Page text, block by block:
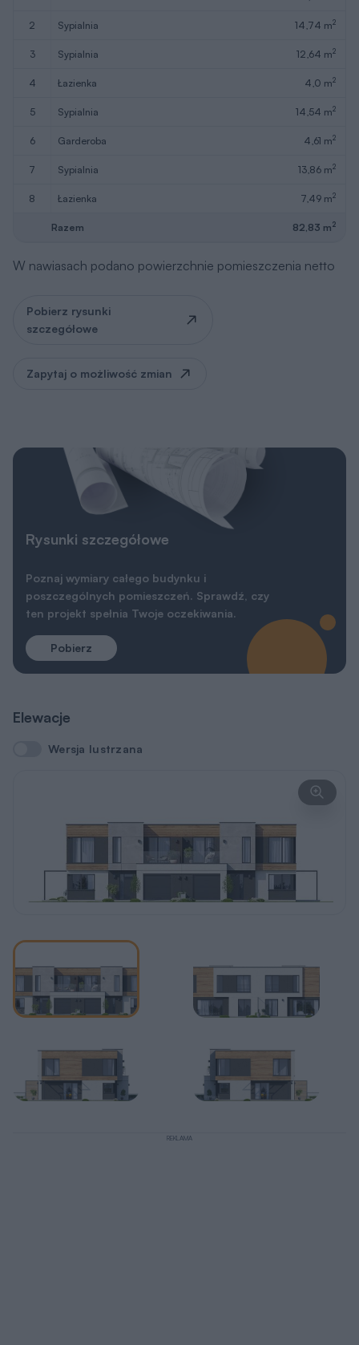
2 sypialnia 14,74 m2
3 sypialnia 12,64 m2
4 łazienka 4,0 m2
5 sypialnia 14,54 m2
6 garderoba 4,61 m2
7 sypialnia 13,86 m2
8 łazienka 7,49 m2
Razem 82,83 m2
W nawiasach podano powierzchnie pomieszczenia netto
Pobierz rysunki
szczegółowe
Zapytaj o możliwość zmian
Rysunki szczegółowe
Poznaj wymiary całego budynku i
poszczególnych pomieszczeń. Sprawdź, czy
ten projekt spełnia Twoje oczekiwania.
Pobierz
Elewacje
Wersja lustrzana
Wersja lustrzana
REKLAMA